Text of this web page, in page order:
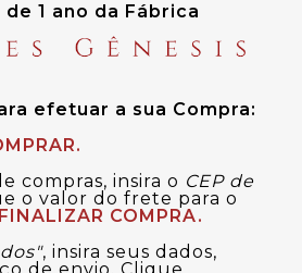
de 1 ano da Fábrica
efetuar a sua Compra:
compras, insira o CEP de
o valor do frete para o
FINALIZAR COMPRA.
, insira seus dados,